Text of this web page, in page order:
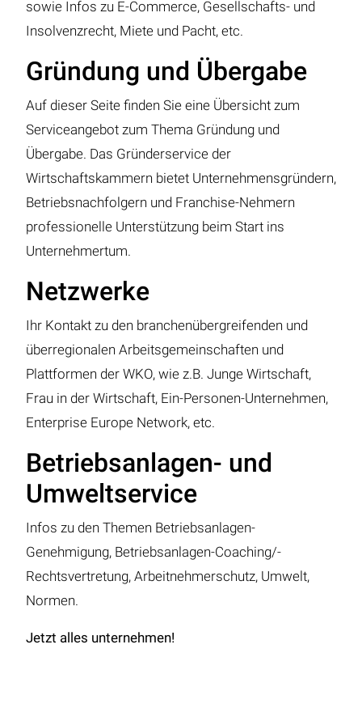
sowie Infos zu E-Commerce, Gesellschafts- und
Insolvenzrecht, Miete und Pacht, etc.
Gründung und Übergabe
Auf dieser Seite finden Sie eine Übersicht zum
Serviceangebot zum Thema Gründung und
Übergabe. Das Gründerservice der
Wirtschaftskammern bietet Unternehmensgründern,
Betriebsnachfolgern und Franchise-Nehmern
professionelle Unterstützung beim Start ins
Unternehmertum.
Netzwerke
Ihr Kontakt zu den branchenübergreifenden und
überregionalen Arbeitsgemeinschaften und
Plattformen der WKO, wie z.B. Junge Wirtschaft,
Frau in der Wirtschaft, Ein-Personen-Unternehmen,
Enterprise Europe Network, etc.
Betriebsanlagen- und
Umweltservice
Infos zu den Themen Betriebsanlagen-
Genehmigung, Betriebsanlagen-Coaching/-
Rechtsvertretung, Arbeitnehmerschutz, Umwelt,
Normen.
Jetzt alles unternehmen!